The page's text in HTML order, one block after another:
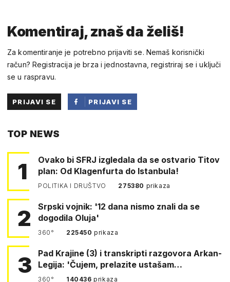
Komentiraj, znaš da želiš!
Za komentiranje je potrebno prijaviti se. Nemaš korisnički
račun? Registracija je brza i jednostavna, registriraj se i uključi
se u raspravu.
PRIJAVI SE
PRIJAVI SE
TOP NEWS
1
Ovako bi SFRJ izgledala da se ostvario Titov
plan: Od Klagenfurta do Istanbula!
POLITIKA I DRUŠTVO 275380 prikaza
2
Srpski vojnik: '12 dana nismo znali da se
dogodila Oluja'
360° 225450prikaza
3
Pad Krajine (3) i transkripti razgovora Arkan-
Legija: 'Čujem, prelazite ustašam…
360° 140436prikaza